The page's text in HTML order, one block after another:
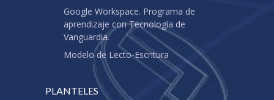
Google Workspace. Programa de
aprendizaje con Tecnología de
Vanguardia.
Modelo de Lecto-Escritura
PLANTELES